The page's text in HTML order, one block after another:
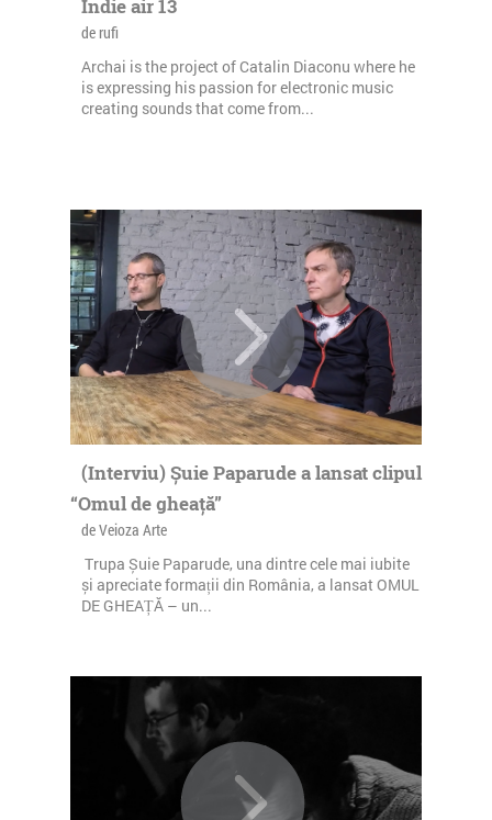
Indie air 13
de rufi
Archai is the project of Catalin Diaconu where he
is expressing his passion for electronic music
creating sounds that come from...
(Interviu) Șuie Paparude a lansat clipul
“Omul de gheață”
de Veioza Arte
Trupa Șuie Paparude, una dintre cele mai iubite
și apreciate formații din România, a lansat OMUL
DE GHEAȚĂ – un...